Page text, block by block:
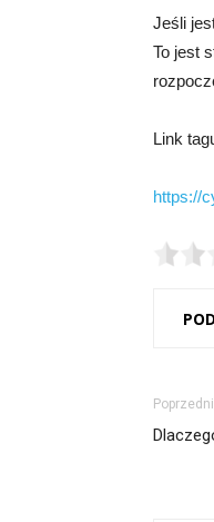
Jeśli
To jest
Link
https://